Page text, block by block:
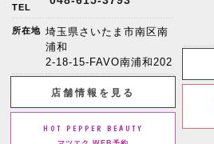
TEL
所在地 埼玉県さいたま市南区南
浦和
2-18-15-FAVO南浦和202
店舗情報を見る
HOT PEPPER BEAUTY